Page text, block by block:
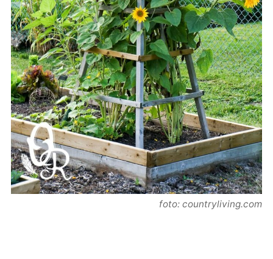
foto: countryliving.com